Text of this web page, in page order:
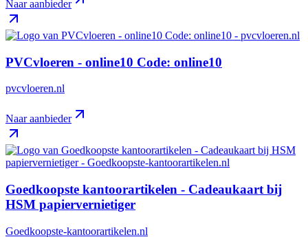
Naar aanbieder
PVCvloeren - online10 Code: online10
pvcvloeren.nl
Naar aanbieder
Goedkoopste kantoorartikelen - Cadeaukaart bij
HSM papiervernietiger
Goedkoopste-kantoorartikelen.nl